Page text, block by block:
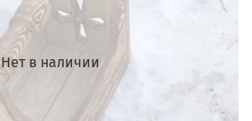
Нет в наличии